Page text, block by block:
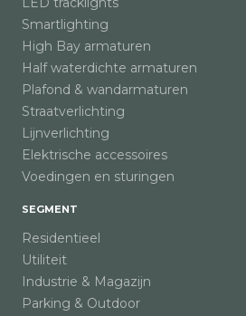
Smartlighting
High Bay armaturen
Half waterdichte armaturen
Plafond & wandarmaturen
Straatverlichting
Lijnverlichting
Elektrische accessoires
Voedingen en sturingen
SEGMENT
Residentieel
Utiliteit
Industrie & Magazijn
Parking & Outdoor